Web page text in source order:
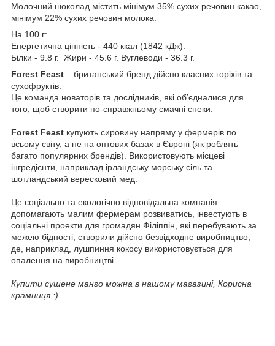
Молочний шоколад містить мінімум 35% сухих речовин какао,
мінімум 22% сухих речовин молока.
На 100 г:
Енергетична цінність - 440 ккал (1842 кДж).
Білки - 9.8 г. Жири - 45.6 г. Вуглеводи - 36.3 г.
Forest Feast ‒ британський бренд дійсно класних горіхів та
сухофруктів.
Це команда новаторів та дослідників, які об’єдналися для
того, щоб створити по-справжньому смачні снеки.
Forest Feast купують сировину напряму у фермерів по
всьому світу, а не на оптових базах в Європі (як роблять
багато популярних брендів). Використовують місцеві
інгредієнти, наприклад ірландську морську сіль та
шотландський вересковий мед.
Це соціально та екологічно відповідальна компанія:
допомагають малим фермерам розвиватись, інвестують в
соціальні проекти для громадян Філіппін, які перебувають за
межею бідності, створили дійсно безвідходне виробництво,
де, наприклад, лушпиння кокосу використовується для
опалення на виробництві.
Купити сушене манго можна в нашому магазині, Корисна
крамниця :)